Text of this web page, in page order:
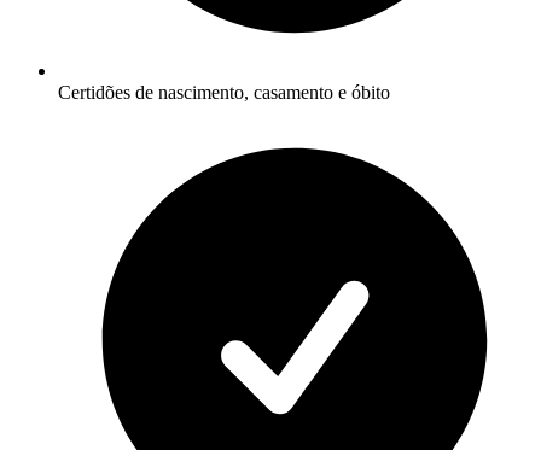
Certidões de nascimento, casamento e óbito